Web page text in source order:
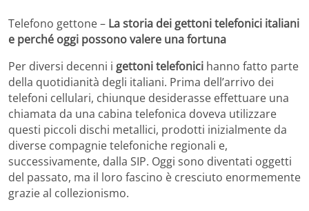
Telefono gettone – La storia dei gettoni telefonici italiani
e perché oggi possono valere una fortuna
Per diversi decenni i gettoni telefonici hanno fatto parte
della quotidianità degli italiani. Prima dell’arrivo dei
telefoni cellulari, chiunque desiderasse effettuare una
chiamata da una cabina telefonica doveva utilizzare
questi piccoli dischi metallici, prodotti inizialmente da
diverse compagnie telefoniche regionali e,
successivamente, dalla SIP. Oggi sono diventati oggetti
del passato, ma il loro fascino è cresciuto enormemente
grazie al collezionismo.